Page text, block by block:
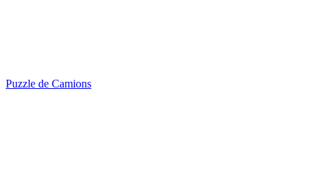
Puzzle de Camions